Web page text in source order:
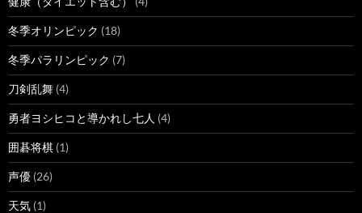
冬季オリンピック (18)
冬季パラリンピック (7)
刀剣乱舞 (4)
勇者ヨシヒコと導かれし七人 (4)
囲碁将棋 (1)
声優 (26)
天気 (1)